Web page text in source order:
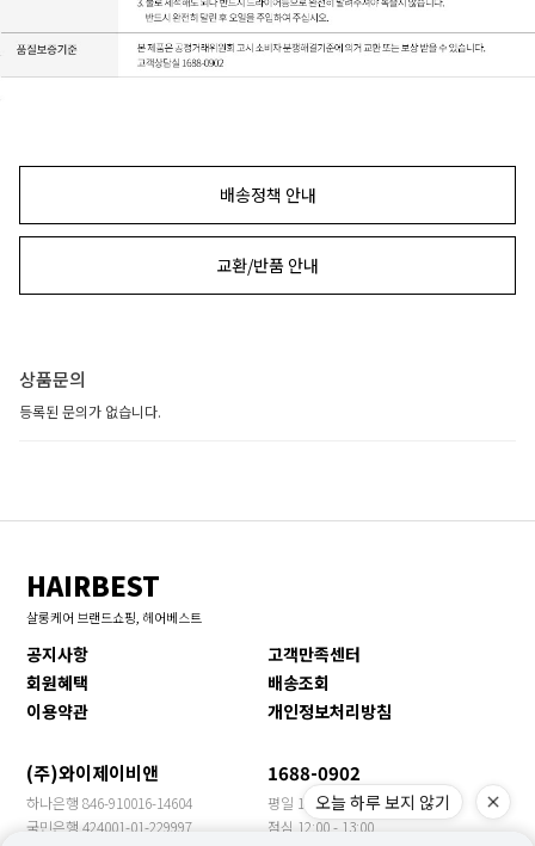
배송정책 안내
교환/반품 안내
상품문의
등록된 문의가 없습니다.
HAIRBEST
살롱케어 브랜드쇼핑, 헤어베스트
공지사항
고객만족센터
회원혜택
배송조회
이용약관
개인정보처리방침
(주)와이제이비앤 1688-0902
하나은행 846-910016-14604
국민은행 424001-01-229997
평일 10:00 - 17:00
점심 12:00 - 13:00
오늘 하루 보지 않기